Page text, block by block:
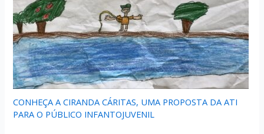
CONHEÇA A CIRANDA CÁRITAS, UMA PROPOSTA DA ATI
PARA O PÚBLICO INFANTOJUVENIL